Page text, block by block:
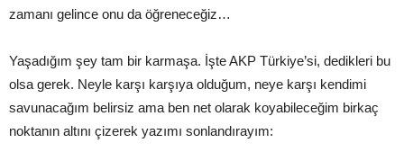
zamanı gelince onu da öğreneceğiz…
Yaşadığım şey tam bir karmaşa. İşte AKP Türkiye’si, dedikleri bu
olsa gerek. Neyle karşı karşıya olduğum, neye karşı kendimi
savunacağım belirsiz ama ben net olarak koyabileceğim birkaç
noktanın altını çizerek yazımı sonlandırayım: